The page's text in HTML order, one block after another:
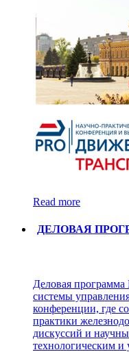
Read more
ДЕЛОВАЯ
Деловая
системы
конференции, где
практики
дискуссий и
технологическим и